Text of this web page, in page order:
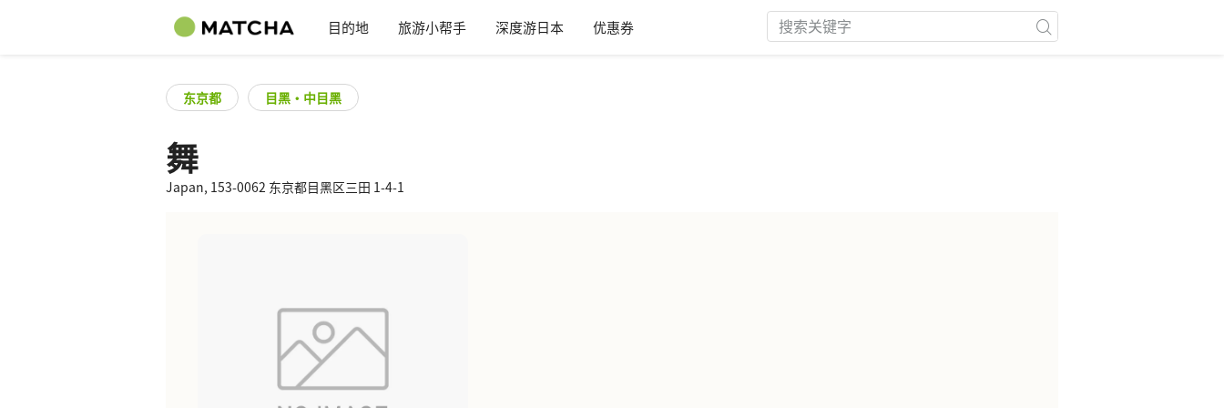
目的地 旅游小帮手 深度游日本 优惠券
东京都 目黑・中目黑
舞
Japan, 153-0062 东京都目黑区三田 1-4-1